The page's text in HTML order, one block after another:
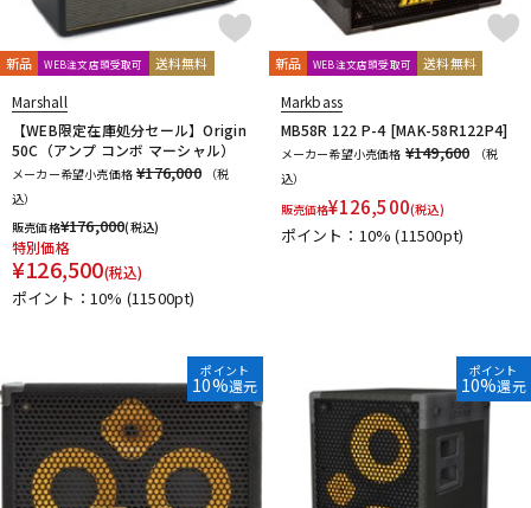
新品 WEB注文店頭受取可 送料無料
Marshall
【WEB限定在庫処分セール】Origin
50C（アンプ コンボ マーシャル）
メーカー希望小売価格 ¥176,000
（税
込）
販売価格¥176,000(税込)
特別価格
¥126,500(税込)
ポイント：10% (11500pt)
新品 WEB注文店頭受取可 送料無料
Markbass
MB58R 122 P-4 [MAK-58R122P4]
メーカー希望小売価格 ¥149,600
（税
込）
販売価格¥126,500(税込)
ポイント：10%(11500pt)
ポイント
10%還元
ポイント
10%還元